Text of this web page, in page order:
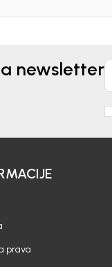
newsletter
prava
BebaKids priče.